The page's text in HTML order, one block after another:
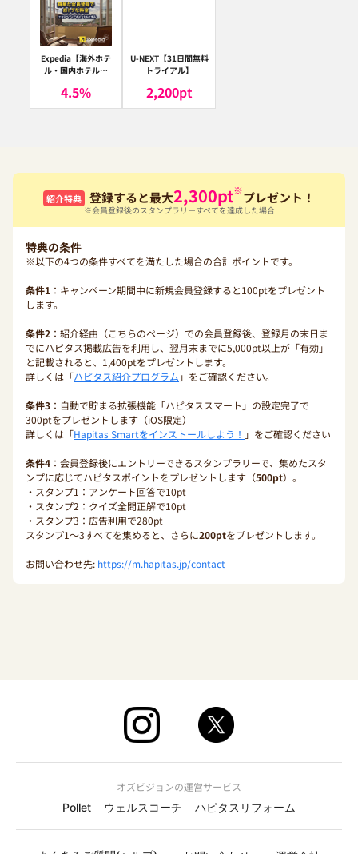
Expedia【海外ホテ
ル・国内ホテル予
ア）
4.5%
U-NEXT【31日間無料
トライアル】
2,200pt
紹介特典 登録すると最大2,300pt※プレゼント！
※会員登録後のスタンプラリーすべてを達成した場合
特典の条件
※以下の4つの条件すべてを満たした場合の合計ポイントです。
条件1 ：キャンペーン期間中に新規会員登録すると100ptをプレゼント
します。
条件2 ：紹介経由（こちらのページ）での会員登録後、登録月の末日ま
でにハピタス掲載広告を利用し、翌月末までに5,000pt以上が「有効」
と記載されると、1,400ptをプレゼントします。
詳しくは「ハピタス紹介プログラム 」をご確認ください。
条件3 ：自動で貯まる拡張機能「ハピタススマート」の設定完了で
300ptをプレゼントします（iOS限定）
詳しくは「Hapitas Smartをインストールしよう！ 」をご確認ください
条件4 ：会員登録後にエントリーできるスタンプラリーで、集めたスタ
ンプに応じてハピタスポイントをプレゼントします（500pt）。
・スタンプ1：アンケート回答で10pt
・スタンプ2：クイズ全問正解で10pt
・スタンプ3：広告利用で280pt
スタンプ1〜3すべてを集めると、さらに200ptをプレゼントします。
お問い合わせ先: https://m.hapitas.jp/contact
オズビジョンの運営サービス
Pollet
ウェルスコーチ ハピタスリフォーム